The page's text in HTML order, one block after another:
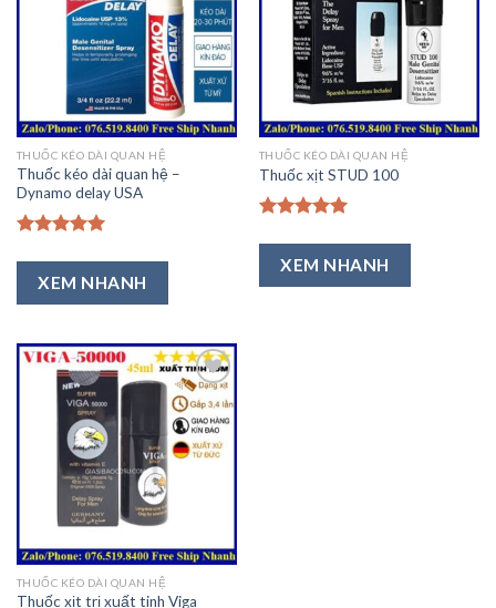
Thêm
vào
Ưa
Thích
THUỐC KÉO DÀI QUAN HỆ
Thuốc kéo dài quan hệ –
Dynamo delay USA
hạng5.00
5 sao
XEM NHANH
Thêm
vào
Thích
THUỐC KÉO DÀI QUAN HỆ
Thuốc xịt STUD 100
hạng5.00
5 sao
XEM NHANH
Thêm
vào
THUỐC KÉO DÀI QUAN HỆ
Thuốc xịt trị xuất tinh Viga